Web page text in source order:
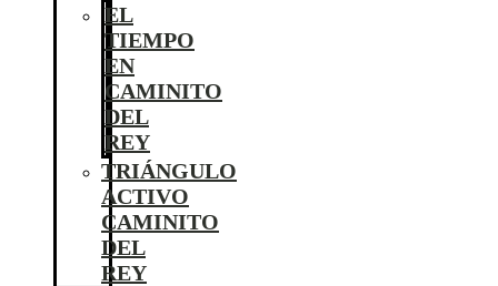
EL
TIEMPO
EN
CAMINITO
DEL
REY
TRIÁNGULO
ACTIVO
CAMINITO
DEL
REY